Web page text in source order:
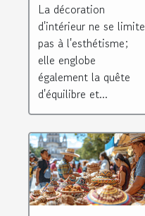
avec des
minéraux
La décoration
d'intérieur ne se limite
pas à l'esthétisme;
elle englobe
également la quête
d'équilibre et...